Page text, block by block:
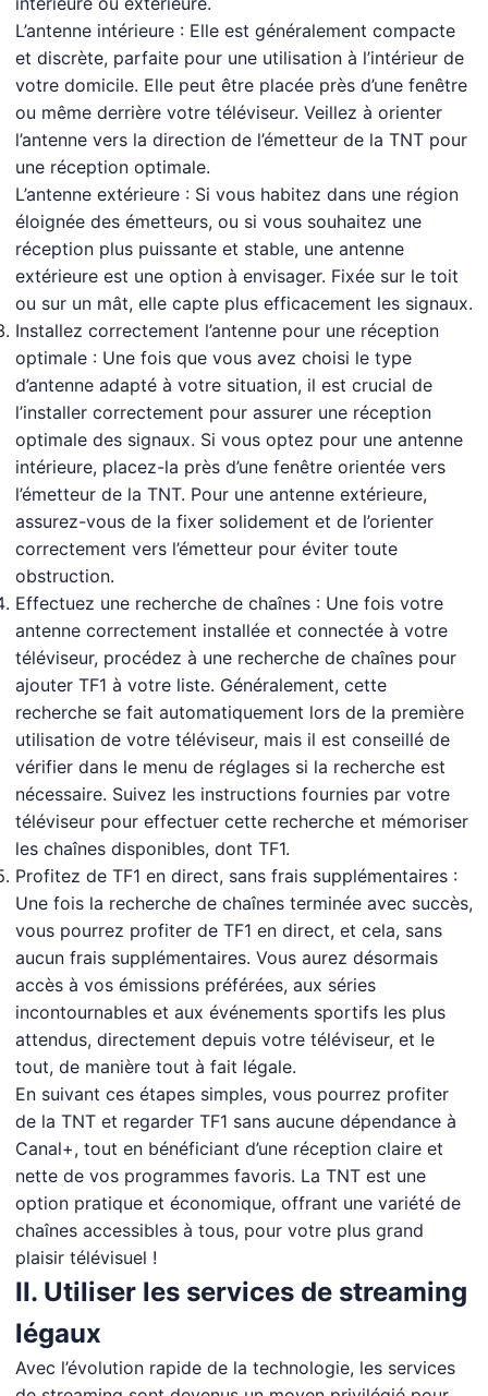
L’antenne intérieure : Elle est généralement compacte
et discrète, parfaite pour une utilisation à l’intérieur de
votre domicile. Elle peut être placée près d’une fenêtre
ou même derrière votre téléviseur. Veillez à orienter
l’antenne vers la direction de l’émetteur de la TNT pour
une réception optimale.
L’antenne extérieure : Si vous habitez dans une région
éloignée des émetteurs, ou si vous souhaitez une
réception plus puissante et stable, une antenne
extérieure est une option à envisager. Fixée sur le toit
ou sur un mât, elle capte plus efficacement les signaux.
Installez correctement l’antenne pour une réception
optimale : Une fois que vous avez choisi le type
d’antenne adapté à votre situation, il est crucial de
l’installer correctement pour assurer une réception
optimale des signaux. Si vous optez pour une antenne
intérieure, placez-la près d’une fenêtre orientée vers
l’émetteur de la TNT. Pour une antenne extérieure,
assurez-vous de la fixer solidement et de l’orienter
correctement vers l’émetteur pour éviter toute
obstruction.
Effectuez une recherche de chaînes : Une fois votre
antenne correctement installée et connectée à votre
téléviseur, procédez à une recherche de chaînes pour
ajouter TF1 à votre liste. Généralement, cette
recherche se fait automatiquement lors de la première
utilisation de votre téléviseur, mais il est conseillé de
vérifier dans le menu de réglages si la recherche est
nécessaire. Suivez les instructions fournies par votre
téléviseur pour effectuer cette recherche et mémoriser
les chaînes disponibles, dont TF1.
Profitez de TF1 en direct, sans frais supplémentaires :
Une fois la recherche de chaînes terminée avec succès,
vous pourrez profiter de TF1 en direct, et cela, sans
aucun frais supplémentaires. Vous aurez désormais
accès à vos émissions préférées, aux séries
incontournables et aux événements sportifs les plus
attendus, directement depuis votre téléviseur, et le
tout, de manière tout à fait légale.
En suivant ces étapes simples, vous pourrez profiter
de la TNT et regarder TF1 sans aucune dépendance à
Canal+, tout en bénéficiant d’une réception claire et
nette de vos programmes favoris. La TNT est une
option pratique et économique, offrant une variété de
chaînes accessibles à tous, pour votre plus grand
plaisir télévisuel !
II. Utiliser les services de streaming
légaux
Avec l’évolution rapide de la technologie, les services